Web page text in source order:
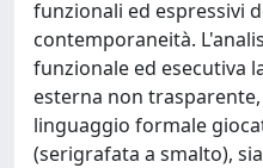
funzionali ed espressivi
contemporaneità.
funzionale ed esecutiva
esterna non
linguaggio formale
(serigrafata a smalto),